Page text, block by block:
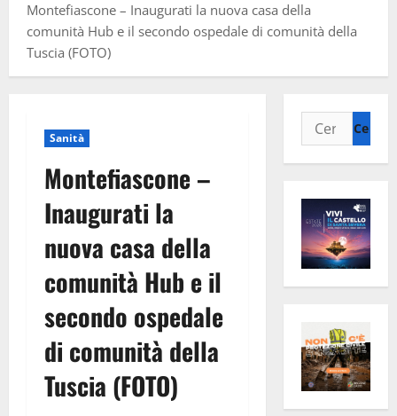
Montefiascone – Inaugurati la nuova casa della
comunità Hub e il secondo ospedale di comunità della
Tuscia (FOTO)
Sanità
Montefiascone –
Inaugurati la
nuova casa della
comunità Hub e il
secondo ospedale
di comunità della
Tuscia (FOTO)
Ricerca
per: